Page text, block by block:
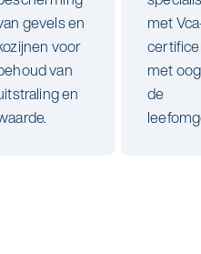
gevels en
voor
van
en
met
met
de